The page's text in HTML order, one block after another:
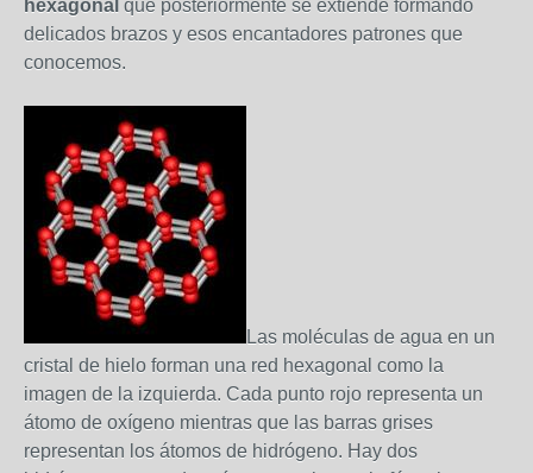
hexagonal que posteriormente se extiende formando
delicados brazos y esos encantadores patrones que
conocemos.
Las moléculas de agua en un
cristal de hielo forman una red hexagonal como la
imagen de la izquierda. Cada punto rojo representa un
átomo de oxígeno mientras que las barras grises
representan los átomos de hidrógeno. Hay dos